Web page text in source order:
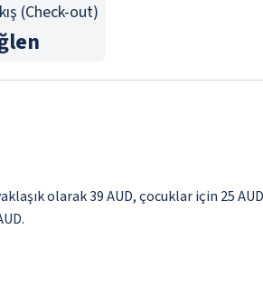
(Check-out)
olarak 39 AUD, çocuklar için 25